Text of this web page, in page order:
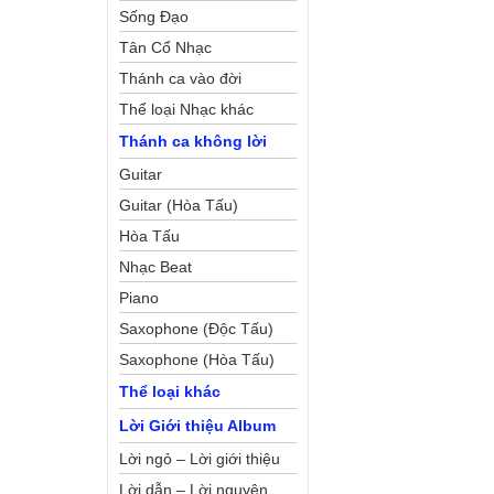
Sống Đạo
Tân Cổ Nhạc
Thánh ca vào đời
Thể loại Nhạc khác
Thánh ca không lời
Guitar
Guitar (Hòa Tấu)
Hòa Tấu
Nhạc Beat
Piano
Saxophone (Độc Tấu)
Saxophone (Hòa Tấu)
Thể loại khác
Lời Giới thiệu Album
Lời ngỏ – Lời giới thiệu
Lời dẫn – Lời nguyện